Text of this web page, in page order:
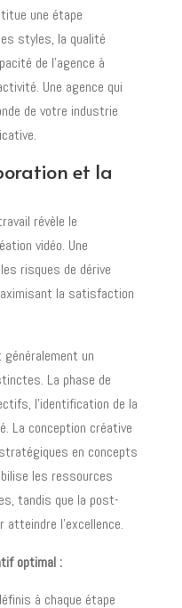
une étape
styles, la qualité
de l'agence à
Une agence qui
de votre industrie
et la
révèle le
vidéo. Une
risques de dérive
la satisfaction
un
La phase de
l'identification de la
La conception créative
en concepts
les ressources
tandis que la post-
atteindre l'excellence.
optimal :
à chaque étape